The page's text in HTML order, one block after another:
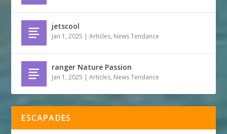
jetscool
Jan 1, 2025 |Articles, News Tendance
ranger Nature Passion
Jan 1, 2025 |Articles, News Tendance
ESCAPADES